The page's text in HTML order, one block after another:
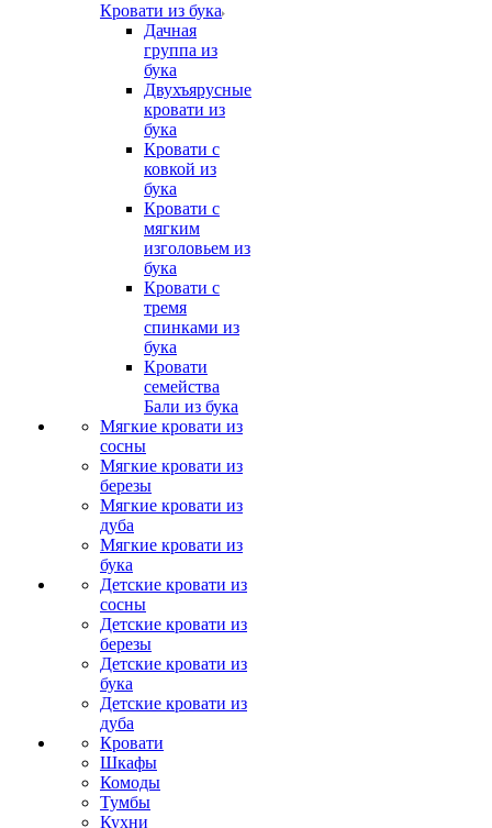
Кровати из бука
Дачная
группа из
бука
Двухъярусные
кровати из
бука
Кровати с
ковкой из
бука
Кровати с
мягким
изголовьем из
бука
Кровати с
тремя
спинками из
бука
Кровати
семейства
Бали из бука
Мягкие кровати из
сосны
Мягкие кровати из
березы
Мягкие кровати из
дуба
Мягкие кровати из
бука
Детские кровати из
сосны
Детские кровати из
березы
Детские кровати из
бука
Детские кровати из
дуба
Кровати
Шкафы
Комоды
Тумбы
Кухни